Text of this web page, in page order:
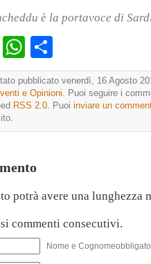
è la portavoce di
EmailWhatsApp
pubblicato venerdì, 16 Agosto
e Opinioni . Puoi seguire i
RSS 2.0 . Puoi inviare un
potrà avere una lunghezza
commenti consecutivi.
Nome e